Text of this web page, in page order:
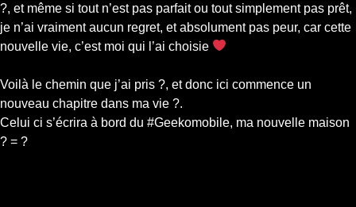
?, et même si tout n’est pas parfait ou tout simplement pas prêt,
je n’ai vraiment aucun regret, et absolument pas peur, car cette
nouvelle vie, c’est moi qui l’ai choisie
Voilà le chemin que j’ai pris ?, et donc ici commence un
nouveau chapitre dans ma vie ?.
Celui ci s’écrira à bord du #Geekomobile, ma nouvelle maison
? = ?